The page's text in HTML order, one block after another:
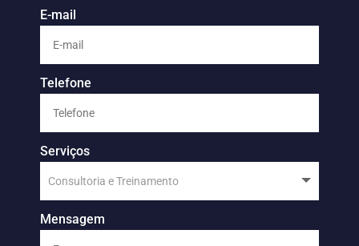
E-mail
Telefone
Serviços
Mensagem